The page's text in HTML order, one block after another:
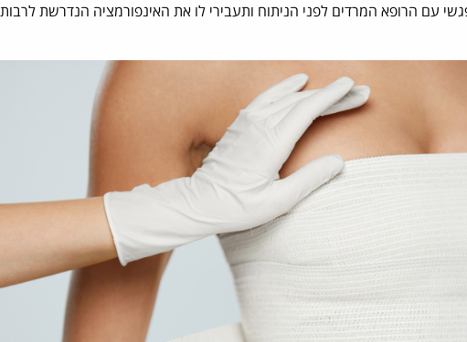
עם הרופא המרדים לפני הניתוח ותעבירי לו את האינפורמציה הנדרשת